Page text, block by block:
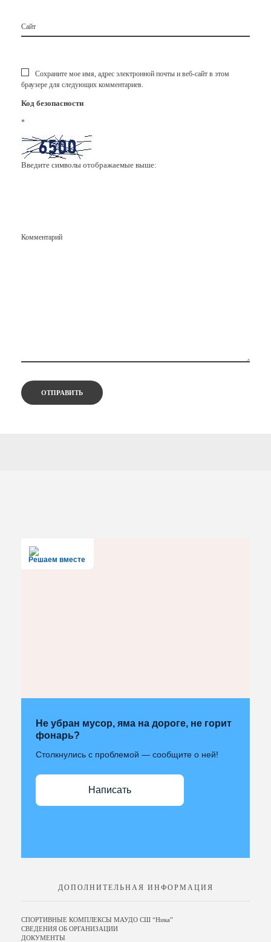
Сайт
Сохраните мое имя, адрес электронной почты и веб-сайт в этом
браузере для следующих комментариев.
Код безопасности
*
Введите символы отображаемые выше:
Комментарий
Решаем вместе
Не убран мусор, яма на дороге, не горит
фонарь?
Столкнулись с проблемой — сообщите о ней!
Написать
ДОПОЛНИТЕЛЬНАЯ ИНФОРМАЦИЯ
СПОРТИВНЫЕ КОМПЛЕКСЫ МАУДО СШ “Ника”
СВЕДЕНИЯ ОБ ОРГАНИЗАЦИИ
ДОКУМЕНТЫ